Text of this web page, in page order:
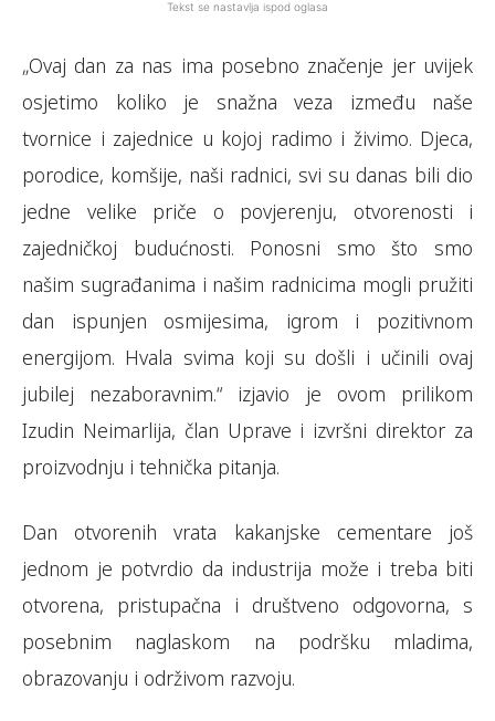
Tekst se nastavlja ispod oglasa
„Ovaj dan za nas ima posebno značenje jer uvijek
osjetimo koliko je snažna veza između naše
tvornice i zajednice u kojoj radimo i živimo. Djeca,
porodice, komšije, naši radnici, svi su danas bili dio
jedne velike priče o povjerenju, otvorenosti i
zajedničkoj budućnosti. Ponosni smo što smo
našim sugrađanima i našim radnicima mogli pružiti
dan ispunjen osmijesima, igrom i pozitivnom
energijom. Hvala svima koji su došli i učinili ovaj
jubilej nezaboravnim.“ izjavio je ovom prilikom
Izudin Neimarlija, član Uprave i izvršni direktor za
proizvodnju i tehnička pitanja.
Dan otvorenih vrata kakanjske cementare još
jednom je potvrdio da industrija može i treba biti
otvorena, pristupačna i društveno odgovorna, s
posebnim naglaskom na podršku mladima,
obrazovanju i održivom razvoju.